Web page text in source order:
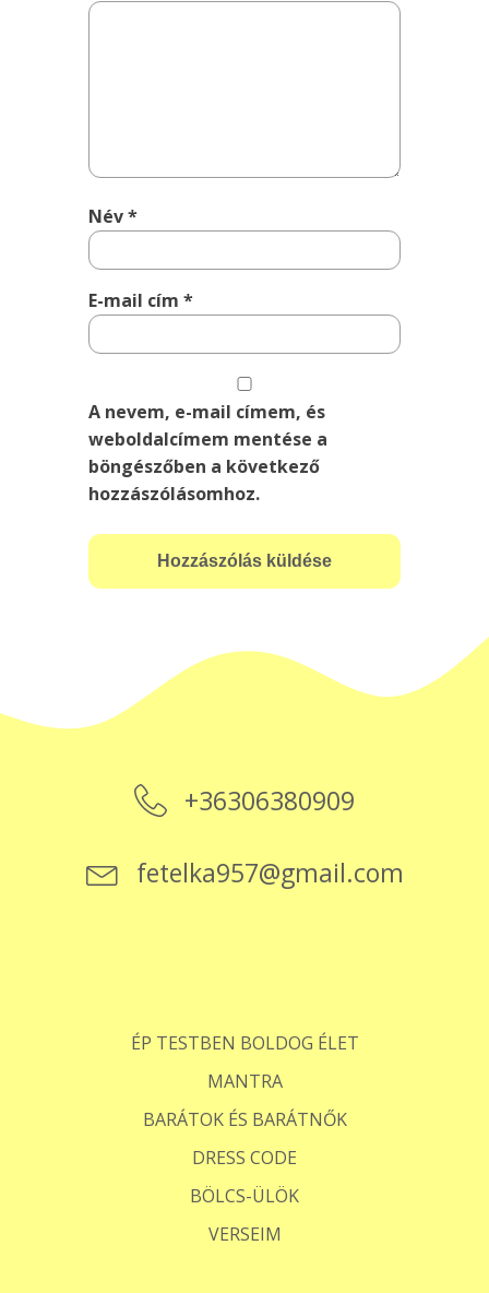
Név*
E-mail cím*
A nevem, e-mail címem, és
weboldalcímem mentése a
böngészőben a következő
hozzászólásomhoz.
+36306380909
fetelka957@gmail.com
ÉP TESTBEN BOLDOG ÉLET
MANTRA
BARÁTOK ÉS BARÁTNŐK
DRESS CODE
BÖLCS-ÜLÖK
VERSEIM